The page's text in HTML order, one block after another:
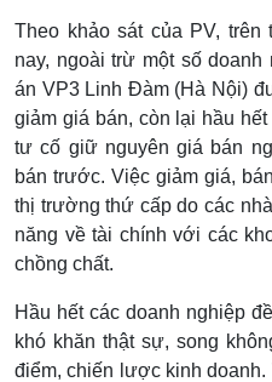
Theo khảo sát của PV,
nay, ngoài trừ một số
án VP3 Linh Đàm (Hà Nội)
giảm giá bán, còn lại hầu
tư cố giữ nguyên giá bán
bán trước. Việc giảm giá,
thị trường thứ cấp do các
năng về tài chính với các
chồng chất.
Hầu hết các doanh nghiệp
khó khăn thật sự, song
điểm, chiến lược kinh